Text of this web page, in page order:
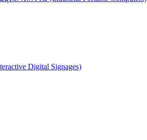
Digital Signages)